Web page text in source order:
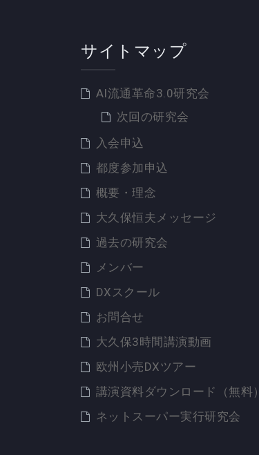
ョ
ン
サイトマップ
AI流通革命3.0研究会
次回の研究会
入会申込
都度参加申込
概要・理念
大久保恒夫メッセージ
過去の研究会
メンバー
DXスクール
お問合せ
大久保3時間講演動画
欧州小売DXツアー
講演資料ダウンロード（無料）
ネットスーパー実行研究会